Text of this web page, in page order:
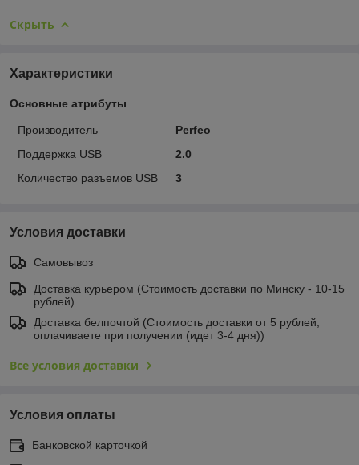
Скрыть
Характеристики
Основные атрибуты
Производитель
Perfeo
Поддержка USB
2.0
Количество разъемов USB
3
Условия доставки
Самовывоз
Доставка курьером (Стоимость доставки по Минску - 10-15
рублей)
Доставка белпочтой (Стоимость доставки от 5 рублей,
оплачиваете при получении (идет 3-4 дня))
Все условия доставки
Условия оплаты
Банковской карточкой